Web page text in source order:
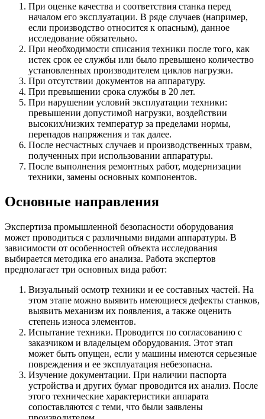
При оценке качества и соответствия станка перед
началом его эксплуатации. В ряде случаев (например,
если производство относится к опасным), данное
исследование обязательно.
При необходимости списания техники после того, как
истек срок ее службы или было превышено количество
установленных производителем циклов нагрузки.
При отсутствии документов на аппаратуру.
При превышении срока службы в 20 лет.
При нарушении условий эксплуатации техники:
превышении допустимой нагрузки, воздействии
высоких/низких температур за пределами нормы,
перепадов напряжения и так далее.
После несчастных случаев и производственных травм,
полученных при использовании аппаратуры.
После выполнения ремонтных работ, модернизации
техники, замены основных компонентов.
Основные направления
Экспертиза промышленной безопасности оборудования
может проводиться с различными видами аппаратуры. В
зависимости от особенностей объекта исследования
выбирается методика его анализа. Работа экспертов
предполагает три основных вида работ:
Визуальный осмотр техники и ее составных частей. На
этом этапе можно выявить имеющиеся дефекты станков,
выявить механизм их появления, а также оценить
степень износа элементов.
Испытание техники. Проводится по согласованию с
заказчиком и владельцем оборудования. Этот этап
может быть опущен, если у машины имеются серьезные
повреждения и ее эксплуатация небезопасна.
Изучение документации. При наличии паспорта
устройства и других бумаг проводится их анализ. После
этого технические характеристики аппарата
сопоставляются с теми, что были заявлены